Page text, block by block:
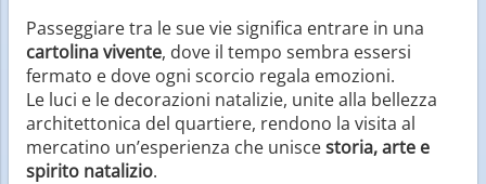
Passeggiare tra le sue vie significa entrare in una
cartolina vivente, dove il tempo sembra essersi
fermato e dove ogni scorcio regala emozioni.
Le luci e le decorazioni natalizie, unite alla bellezza
architettonica del quartiere, rendono la visita al
mercatino un’esperienza che uniscestoria, arte e
spirito natalizio.